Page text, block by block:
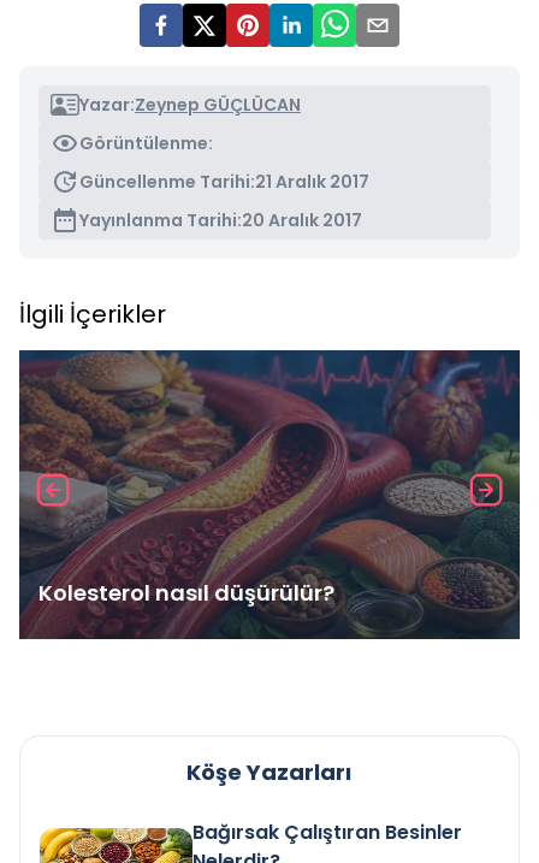
Yazar:Zeynep GÜÇLÜCAN
Görüntülenme:
Güncellenme Tarihi:21 Aralık 2017
Yayınlanma Tarihi:20 Aralık 2017
İlgili İçerikler
Kolesterol nasıl düşürülür?
Köşe Yazarları
Bağırsak Çalıştıran Besinler